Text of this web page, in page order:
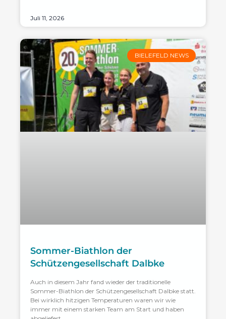
Juli 11, 2026
BIELEFELD NEWS
Sommer-Biathlon der
Schützengesellschaft Dalbke
Auch in diesem Jahr fand wieder der traditionelle
Sommer-Biathlon der Schützengesellschaft Dalbke statt.
Bei wirklich hitzigen Temperaturen waren wir wie
immer mit einem starken Team am Start und haben